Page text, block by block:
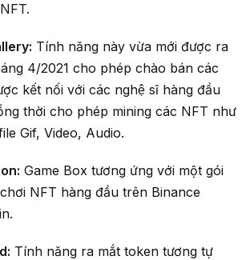
Tính năng này vừa mới được ra
4/2021 cho phép chào bán các
kết nối với các nghệ sĩ hàng đầu
thời cho phép mining các NFT như
Gif, Video, Audio.
Game Box tương ứng với một gói
NFT hàng đầu trên Binance
Tính năng ra mắt token tương tự